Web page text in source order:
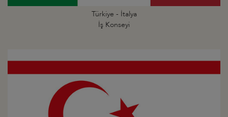
Türkiye - İtalya
İş Konseyi